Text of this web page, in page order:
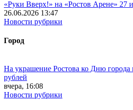
«Руки Вверх!» на «Ростов Арене» 27
26.06.2026 13:47
Новости рубрики
Город
На украшение Ростова ко Дню города
рублей
вчера, 16:08
Новости рубрики